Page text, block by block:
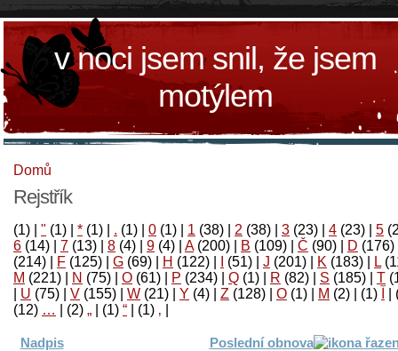
v noci jsem snil, že jsem
motýlem
Domů
Rejstřík
(1) " (1) * (1) . (1) 0 (1) 1 (38) 2 (38) 3 (23) 4 (23) 5
6 (14) 7 (13) 8 (4) 9 (4) A(200) B (109) Č (90) D (176)
(214)
F (125) G (69) H (122) (51) J (201) K (183) L
M (221) N (75) O (61) P (234) Q (1) R (82) S (185) T
U (75) V (155) W (21) Y (4) Z (128) Ο (1) М (2)
(1)
‚
(1)
“
(1)
„
(2)
…
(12)
Nadpis
Poslední obnova